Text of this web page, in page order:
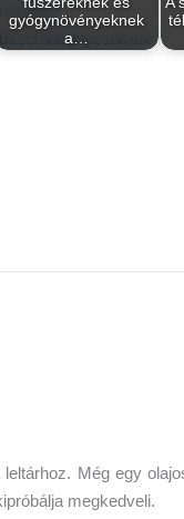
gyógynövényeknek
a…
Még egy
megkedveli.